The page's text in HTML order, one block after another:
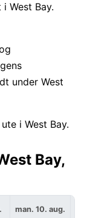
West Bay.
under West
i West Bay.
Bay,
man. 10. aug.